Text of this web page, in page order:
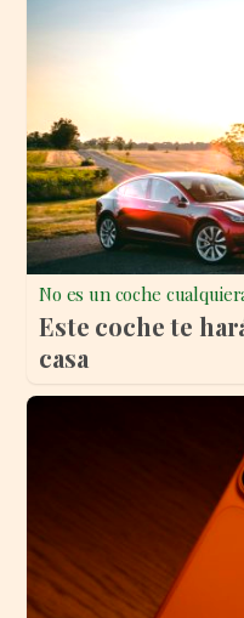
No es un coche
Este coche te
casa